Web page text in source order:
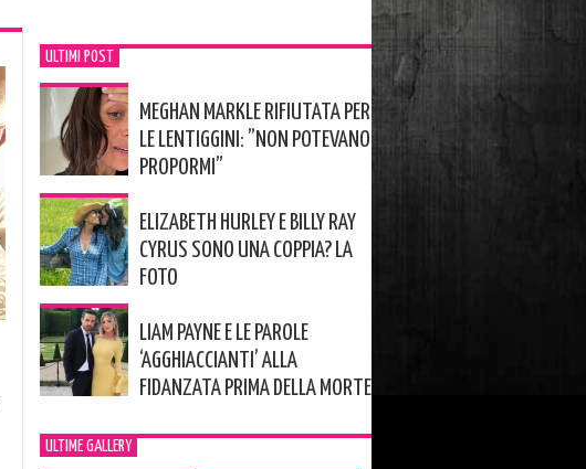
ULTIMI POST
MEGHAN MARKLE RIFIUTATA PER
LE LENTIGGINI: ”NON POTEVANO
PROPORMI”
ELIZABETH HURLEY E BILLY RAY
CYRUS SONO UNA COPPIA? LA
FOTO
LIAM PAYNE E LE PAROLE
‘AGGHIACCIANTI’ ALLA
FIDANZATA PRIMA DELLA MORTE
ULTIME GALLERY